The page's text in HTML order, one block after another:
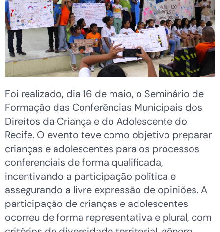
Foi realizado, dia 16 de maio, o Seminário de
Formação das Conferências Municipais dos
Direitos da Criança e do Adolescente do
Recife. O evento teve como objetivo preparar
crianças e adolescentes para os processos
conferenciais de forma qualificada,
incentivando a participação política e
assegurando a livre expressão de opiniões. A
participação de crianças e adolescentes
ocorreu de forma representativa e plural, com